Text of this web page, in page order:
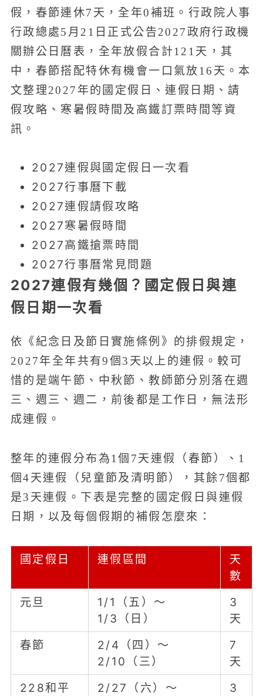
假，春節連休7天，全年0補班。行政院人事
行政總處5月21日正式公告2027政府行政機
關辦公日曆表，全年放假合計121天，其
中，春節搭配特休有機會一口氣放16天。本
文整理2027年的國定假日、連假日期、請
假攻略、寒暑假時間及高鐵訂票時間等資
訊。
2027連假與國定假日一次看
2027行事曆下載
2027連假請假攻略
2027寒暑假時間
2027高鐵搶票時間
2027行事曆常見問題
2027連假有幾個？國定假日與連
假日期一次看
依《紀念日及節日實施條例》的排假規定，
2027年全年共有9個3天以上的連假。較可
惜的是端午節、中秋節、教師節分別落在週
三、週三、週二，前後都是工作日，無法形
成連假。
整年的連假分布為1個7天連假（春節）、1
個4天連假（兒童節及清明節），其餘7個都
是3天連假。下表是完整的國定假日與連假
日期，以及每個假期的補假怎麼來：
國定假日 連假區間
天
數
元旦
1/1（五）～
1/3（日）
3
天
春節
2/4（四）～
2/10（三）
7
天
228和平
2/27（六）～
3